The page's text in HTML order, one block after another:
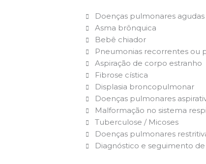
Doenças pulmonares
Asma brônquica
Bebê chiador
Pneumonias recorrentes ou
Aspiração de corpo estranho
Fibrose cística
Displasia broncopulmonar
Doenças pulmonares
Malformação no sistema
Tuberculose / Micoses
Doenças pulmonares
Diagnóstico e seguimento